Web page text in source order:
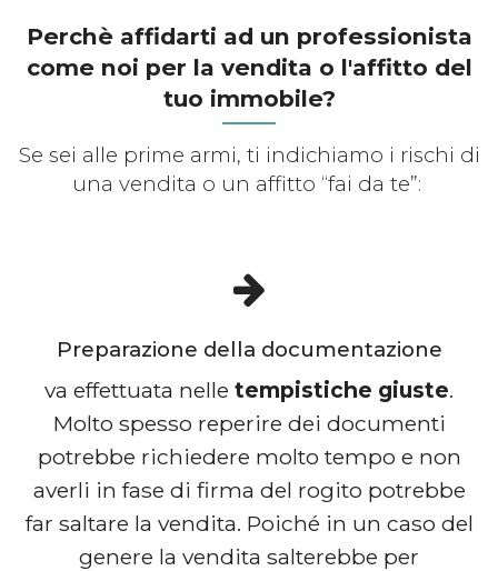
Perchè affidarti ad un professionista
come noi per la vendita o l'affitto del
tuo immobile?
Se sei alle prime armi, ti indichiamo i rischi di
una vendita o un affitto “fai da te”:
Preparazione della documentazione
va effettuata nelle tempistiche giuste.
Molto spesso reperire dei documenti
potrebbe richiedere molto tempo e non
averli in fase di firma del rogito potrebbe
far saltare la vendita. Poiché in un caso del
genere la vendita salterebbe per